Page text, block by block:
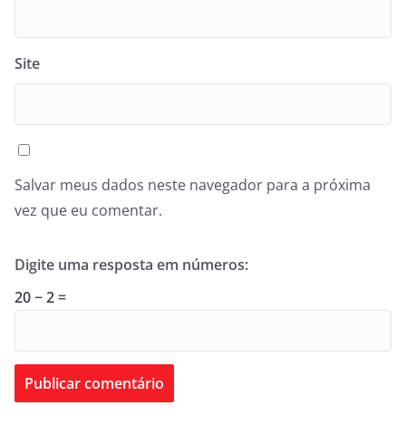
Site
Salvar meus dados neste navegador para a próxima
vez que eu comentar.
Digite uma resposta em números:
20 − 2 =